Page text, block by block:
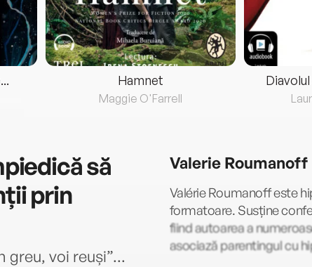
Hamnet
Maggie O'Farrell
să
prin
greu, voi reuși”...
Valerie Roumanoff
Valérie Roumanoff este
formatoare. Susține
fiind autoarea a
asociază parentingul cu